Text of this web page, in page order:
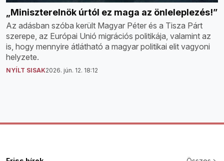
„Miniszterelnök úrtól ez maga az önleleplezés!”
Az adásban szóba került Magyar Péter és a Tisza Párt
szerepe, az Európai Unió migrációs politikája, valamint az
is, hogy mennyire átlátható a magyar politikai elit vagyoni
helyzete.
NYÍLT SISAK2026. jún. 12. 18:12